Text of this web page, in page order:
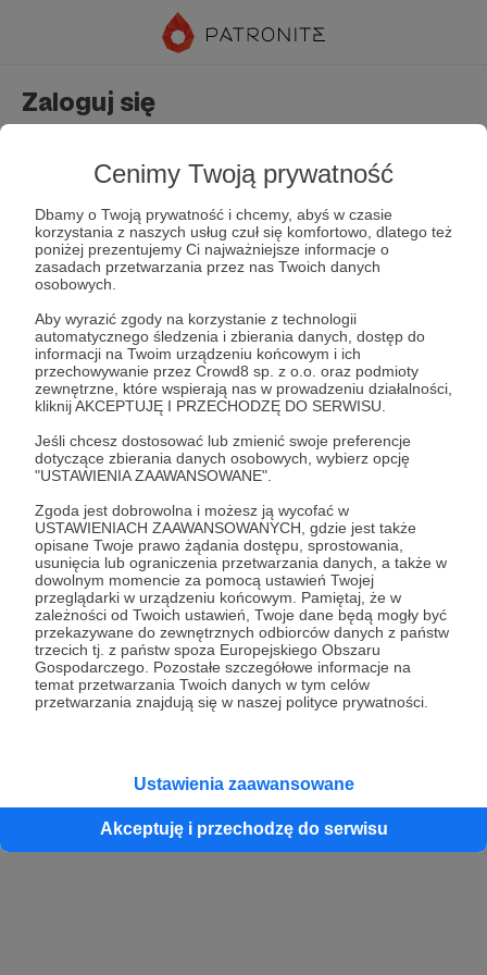
Cenimy Twoją prywatność
Dbamy o Twoją prywatność i chcemy, abyś w czasie
korzystania z naszych usług czuł się komfortowo, dlatego też
poniżej prezentujemy Ci najważniejsze informacje o
zasadach przetwarzania przez nas Twoich danych
osobowych.
Aby wyrazić zgody na korzystanie z technologii
automatycznego śledzenia i zbierania danych, dostęp do
informacji na Twoim urządzeniu końcowym i ich
przechowywanie przez Crowd8 sp. z o.o. oraz podmioty
zewnętrzne, które wspierają nas w prowadzeniu działalności,
kliknij AKCEPTUJĘ I PRZECHODZĘ DO SERWISU.
Jeśli chcesz dostosować lub zmienić swoje preferencje
dotyczące zbierania danych osobowych, wybierz opcję
"USTAWIENIA ZAAWANSOWANE".
Zgoda jest dobrowolna i możesz ją wycofać w
USTAWIENIACH ZAAWANSOWANYCH, gdzie jest także
opisane Twoje prawo żądania dostępu, sprostowania,
usunięcia lub ograniczenia przetwarzania danych, a także w
dowolnym momencie za pomocą ustawień Twojej
przeglądarki w urządzeniu końcowym. Pamiętaj, że w
zależności od Twoich ustawień, Twoje dane będą mogły być
przekazywane do zewnętrznych odbiorców danych z państw
trzecich tj. z państw spoza Europejskiego Obszaru
Gospodarczego. Pozostałe szczegółowe informacje na
temat przetwarzania Twoich danych w tym celów
przetwarzania znajdują się w naszej polityce prywatności.
Ustawienia zaawansowane
Akceptuję i przechodzę do serwisu
Zaloguj się
Zapamiętaj mnie Zapomniałeś hasła?
Zaloguj
lub
Kontynuuj z Google
Kontynuuj z Facebook
Kontynuuj z Apple
konta przez osobę niepełnoletnią” dostępny w regulaminie Patronite.pl